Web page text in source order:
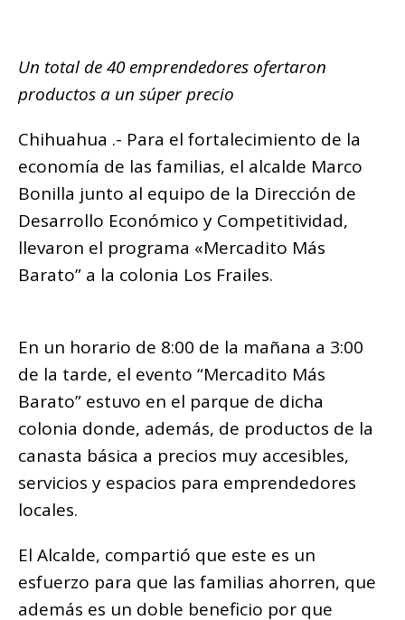
o
k
p e
r
k
ti
r
Un total de 40 emprendedores ofertaron
productos a un súper precio
Chihuahua .- Para el fortalecimiento de la
economía de las familias, el alcalde Marco
Bonilla junto al equipo de la Dirección de
Desarrollo Económico y Competitividad,
llevaron el programa «Mercadito Más
Barato” a la colonia Los Frailes.
En un horario de 8:00 de la mañana a 3:00
de la tarde, el evento “Mercadito Más
Barato” estuvo en el parque de dicha
colonia donde, además, de productos de la
canasta básica a precios muy accesibles,
servicios y espacios para emprendedores
locales.
El Alcalde, compartió que este es un
esfuerzo para que las familias ahorren, que
además es un doble beneficio por que